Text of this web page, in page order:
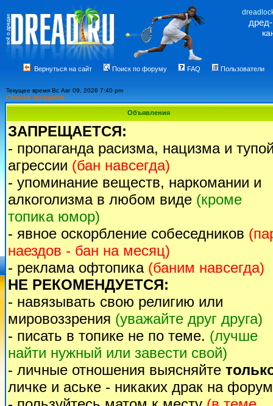
Вернуться на сайт Поиск по форуму FAQ Пользователи
Текущее время Вс Авг 09, 2026 7:40 pm
Список форумов
Объявления
ЗАПРЕЩАЕТСЯ:
- пропаганда расизма, нацизма и
агрессии (бан навсегда)
- упоминание веществ, наркомании и
алкоголизма в любом виде (кроме
топика юмор)
- явное оскорбление собеседников
наездов - бан на месяц)
- реклама офтопика (баним навсегда)
НЕ РЕКОМЕНДУЕТСЯ:
- навязывать свою религию или
мировоззрения (уважайте друг друга)
- писать в топике не по теме. (лучше
найти нужный или завести свой)
- личные отношения выясняйте
личке и аське - никаких драк на